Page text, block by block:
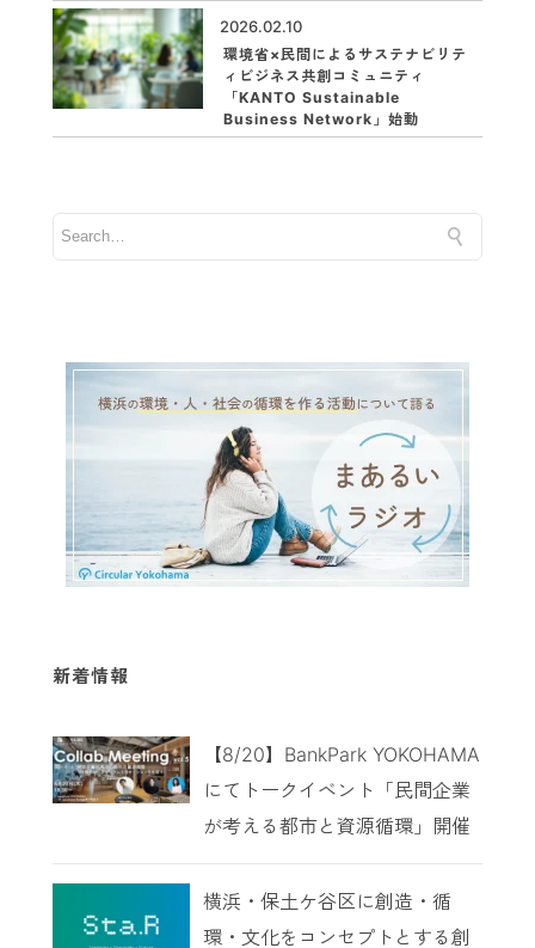
2026.02.10
環境省×民間によるサステナビリテ
ィビジネス共創コミュニティ
「KANTO Sustainable
Business Network」始動
新着情報
【8/20】BankPark YOKOHAMA
にてトークイベント「民間企業
が考える都市と資源循環」開催
横浜・保土ケ谷区に創造・循
環・文化をコンセプトとする創